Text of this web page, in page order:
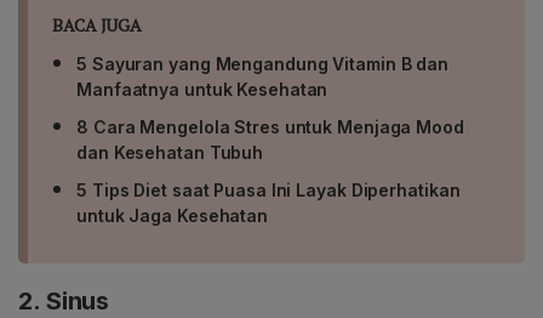
BACA JUGA
5 Sayuran yang Mengandung Vitamin B dan
Manfaatnya untuk Kesehatan
8 Cara Mengelola Stres untuk Menjaga Mood
dan Kesehatan Tubuh
5 Tips Diet saat Puasa Ini Layak Diperhatikan
untuk Jaga Kesehatan
2. Sinus